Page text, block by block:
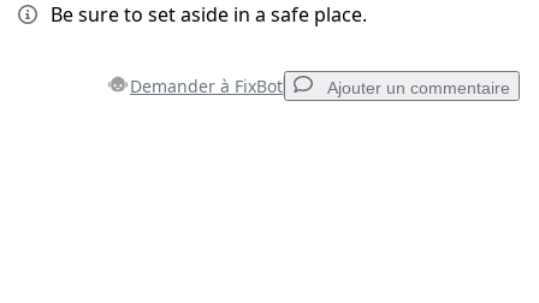
Be sure to set aside in a safe place.
Demander à FixBot Ajouter un commentaire